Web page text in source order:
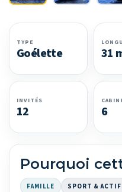
TYPE
Goélette 31
INVITÉS
12 6
Pourquoi
FAMILLE SPORT & ACTIF